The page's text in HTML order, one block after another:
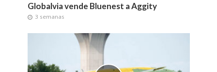
Globalvia vende Bluenest a Aggity
3 semanas